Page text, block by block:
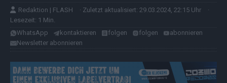
Redaktion | FLASH · Zuletzt aktualisiert: 29.03.2024, 22:15 Uhr
·
Lesezeit: 1 Min.
WhatsApp
kontaktieren folgen folgen
abonnieren
Newsletter abonnieren